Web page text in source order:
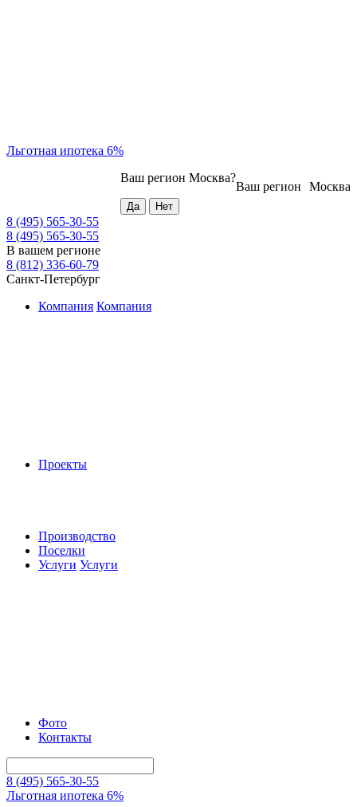
Льготная ипотека 6%
Москва
Ваш регион
Ваш регион Москва?
8 (495) 565-30-55
8 (495) 565-30-55
В вашем регионе
8 (812) 336-60-79
Санкт-Петербург
Компания Компания
Проекты
Производство
Поселки
Услуги Услуги
Фото
Контакты
8 (495) 565-30-55
Льготная ипотека 6%